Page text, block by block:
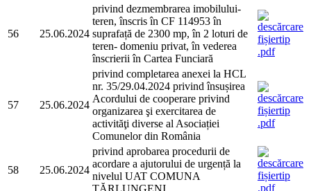
56 25.06.2024
privind dezmembrarea imobilului-
teren, înscris în CF 114953 în
suprafață de 2300 mp, în 2 loturi de
teren- domeniu privat, în vederea
înscrierii în Cartea Funciară
57 25.06.2024
privind completarea anexei la HCL
nr. 35/29.04.2024 privind însușirea
Acordului de cooperare privind
organizarea şi exercitarea de
activităţi diverse al Asociației
Comunelor din România
58 25.06.2024
privind aprobarea procedurii de
acordare a ajutorului de urgență la
nivelul UAT COMUNA
TĂRLUNGENI